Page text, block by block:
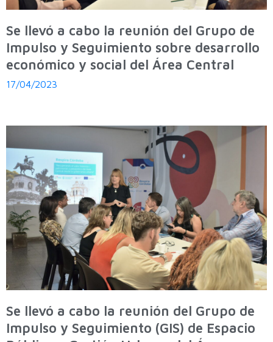
Se llevó a cabo la reunión del Grupo de
Impulso y Seguimiento sobre desarrollo
económico y social del Área Central
17/04/2023
Se llevó a cabo la reunión del Grupo de
Impulso y Seguimiento (GIS) de Espacio